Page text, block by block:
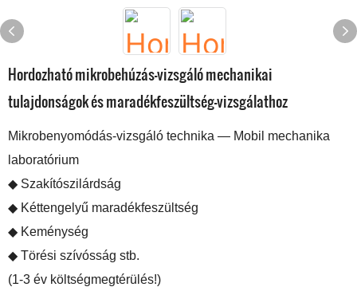
Hordozható mikrobehúzás-vizsgáló mechanikai
tulajdonságok és maradékfeszültség-vizsgálathoz
Mikrobenyomódás-vizsgáló technika — Mobil mechanika
laboratórium
◆ Szakítószilárdság
◆ Kéttengelyű maradékfeszültség
◆ Keménység
◆ Törési szívósság stb.
(1-3 év költségmegtérülés!)